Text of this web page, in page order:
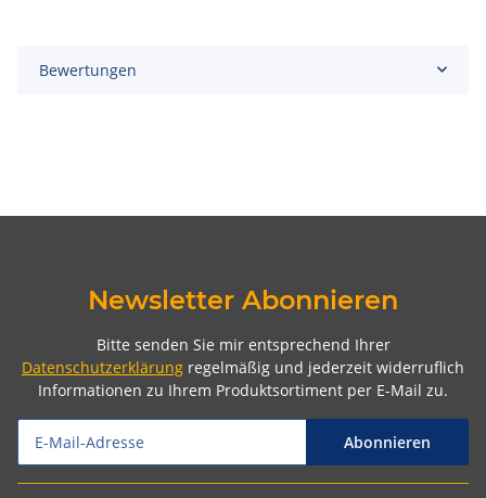
Bewertungen
Newsletter Abonnieren
Bitte senden Sie mir entsprechend Ihrer
Datenschutzerklärung regelmäßig und jederzeit widerruflich
Informationen zu Ihrem Produktsortiment per E-Mail zu.
Abonnieren